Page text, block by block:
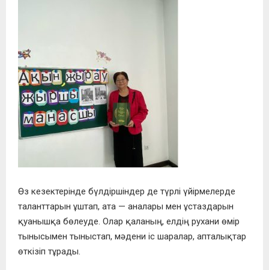
Өз кезектерінде бүлдіршіндер де түрлі үйірмелерде
таланттарын ұштап, ата — аналары мен ұстаздарын
қуанышқа бөлеуде. Олар қаланың, елдің рухани өмір
тынысымен тыныстап, мәдени іс шаралар, апталықтар
өткізіп тұрады.